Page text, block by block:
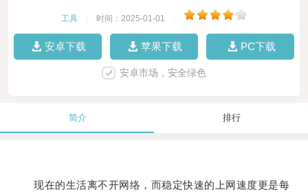
工具 时间：2025-01-01
安卓下载 苹果下载 PC下载
安卓市场，安全绿色
简介 排行
现在的生活离不开网络，而稳定快速的上网速度更是每